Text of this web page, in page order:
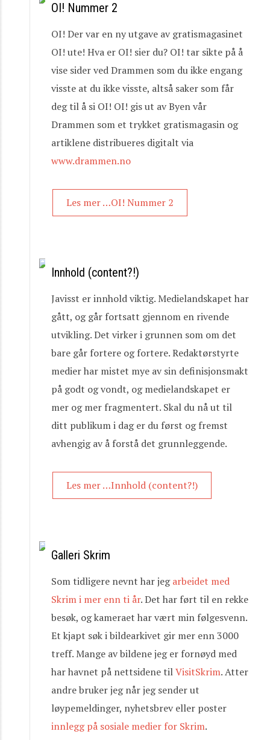
OI! Nummer 2
OI! Der var en ny utgave av gratismagasinet
OI! ute! Hva er OI! sier du? OI! tar sikte på å
vise sider ved Drammen som du ikke engang
visste at du ikke visste, altså saker som får
deg til å si OI! OI! gis ut av Byen vår
Drammen som et trykket gratismagasin og
artiklene distribueres digitalt via
www.drammen.no
Les mer …OI! Nummer 2
Innhold (content?!)
Javisst er innhold viktig. Medielandskapet har
gått, og går fortsatt gjennom en rivende
utvikling. Det virker i grunnen som om det
bare går fortere og fortere. Redaktørstyrte
medier har mistet mye av sin definisjonsmakt
på godt og vondt, og medielandskapet er
mer og mer fragmentert. Skal du nå ut til
ditt publikum i dag er du først og fremst
avhengig av å forstå det grunnleggende.
Les mer …Innhold (content?!)
Galleri Skrim
Som tidligere nevnt har jegarbeidet med
Skrim i mer enn ti år. Det har ført til en rekke
besøk, og kameraet har vært min følgesvenn.
Et kjapt søk i bildearkivet gir mer enn 3000
treff. Mange av bildene jeg er fornøyd med
har havnet på nettsidene tilVisitSkrim. Atter
andre bruker jeg når jeg sender ut
løypemeldinger, nyhetsbrev eller poster
innlegg på sosiale medier for Skrim.